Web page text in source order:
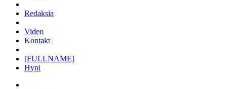
Redaksia
Video
Kontakt
[FULLNAME]
Hyni